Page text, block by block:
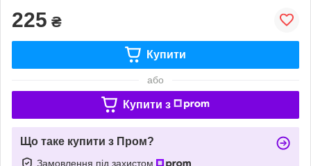
225 ₴
Купити
або
Купити з
Що таке купити з Пром?
Замовлення під захистом